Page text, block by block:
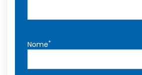
Nome*